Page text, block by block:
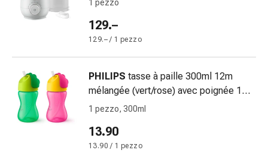
febbre
Sfogo
naturali
Terapia
1 pezzo
129.–
129.– / 1 pezzo
PHILIPS tasse à paille 300ml 12m
mélangée (vert/rose) avec poignée 1
pce
1 pezzo, 300ml
13.90
13.90 / 1 pezzo